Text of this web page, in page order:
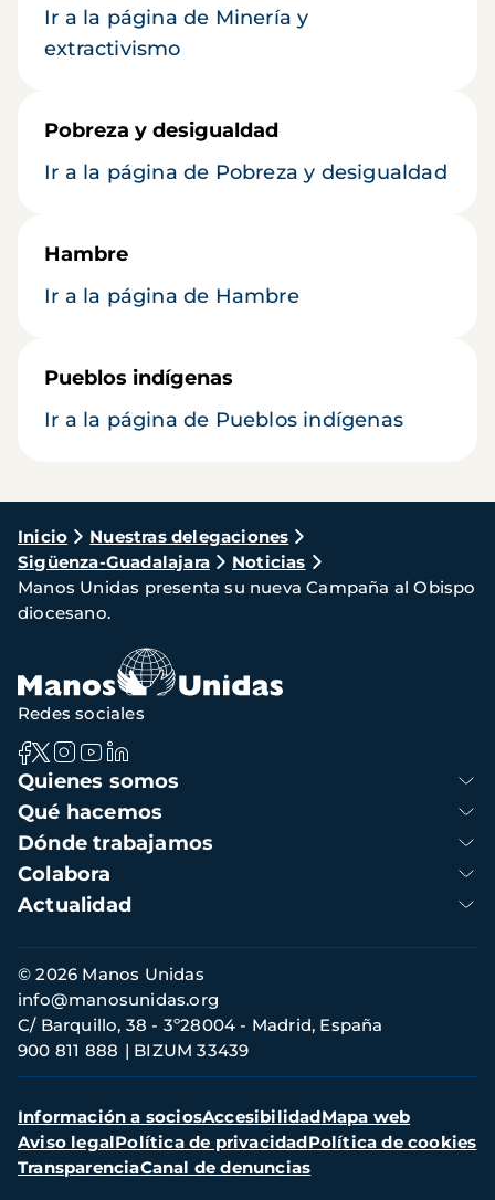
Ir a la página de Minería y
extractivismo
Pobreza y desigualdad
Ir a la página de Pobreza y desigualdad
Hambre
Ir a la página de Hambre
Pueblos indígenas
Ir a la página de Pueblos indígenas
Ruta
de
navegación
Inicio
Nuestras delegaciones
Sigüenza-Guadalajara
Noticias
Manos Unidas presenta su nueva Campaña al Obispo
diocesano.
Navegación
principal
Quienes somos
Qué hacemos
Dónde trabajamos
Colabora
Actualidad
Redes sociales
Información
de
contacto
© 2026 Manos Unidas
C/ Barquillo, 38 - 3º28004 - Madrid, España
900 811 888
BIZUM 33439
info@manosunidas.org
Menú
secundario
Información a sociosAccesibilidadMapa web
Aviso legalPolítica de privacidadPolítica de cookies
TransparenciaCanal de denuncias